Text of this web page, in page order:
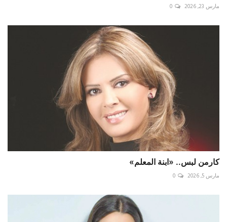
مارس 23, 2026 0
كارمن لبس.. «ابنة المعلم»
مارس 5, 2026 0